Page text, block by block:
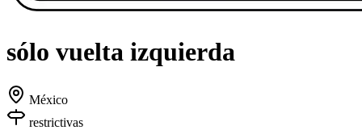
sólo vuelta izquierda
México
restrictivas